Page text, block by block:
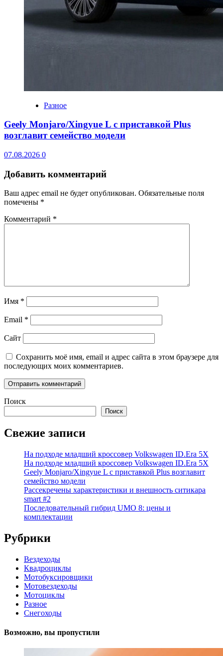
Разное
Geely Monjaro/Xingyue L с приставкой Plus
возглавит семейство модели
07.08.2026 0
Добавить комментарий
Ваш адрес email не будет опубликован. Обязательные поля
помечены *
Комментарий *
Имя *
Email *
Сайт
Сохранить моё имя, email и адрес сайта в этом браузере для
последующих моих комментариев.
Поиск
Поиск
Свежие записи
На подходе младший кроссовер Volkswagen ID.Era 5X
На подходе младший кроссовер Volkswagen ID.Era 5X
Geely Monjaro/Xingyue L с приставкой Plus возглавит
семейство модели
Рассекречены характеристики и внешность ситикара
smart #2
Последовательный гибрид UMO 8: цены и
комплектации
Рубрики
Вездеходы
Квадроциклы
Мотобуксировщики
Мотовездеходы
Мотоциклы
Разное
Снегоходы
Возможно, вы пропустили